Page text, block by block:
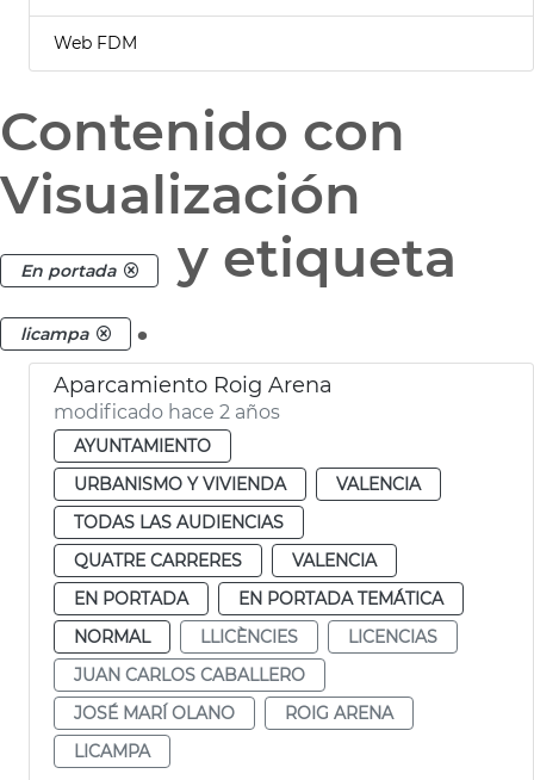
Web FDM
Contenido con
Visualización
En portada y etiqueta
licampa .
Aparcamiento Roig Arena
modificado hace 2 años
AYUNTAMIENTO
URBANISMO Y VIVIENDA
VALENCIA
TODAS LAS AUDIENCIAS
QUATRE CARRERES
VALENCIA
EN PORTADA
EN PORTADA TEMÁTICA
NORMAL
LLICÈNCIES
LICENCIAS
JUAN CARLOS CABALLERO
JOSÉ MARÍ OLANO
ROIG ARENA
LICAMPA